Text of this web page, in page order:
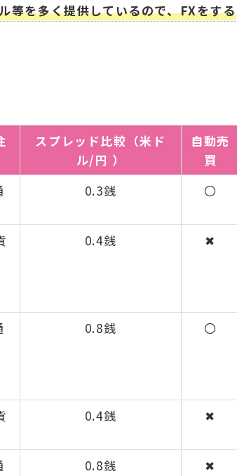
等を多く提供しているので、FXをする
スプレッド比較（米ド
ル/円 ）
自動売
買
0.3銭 〇
0.4銭 ✖
0.8銭 〇
0.4銭 ✖
0.8銭 ✖